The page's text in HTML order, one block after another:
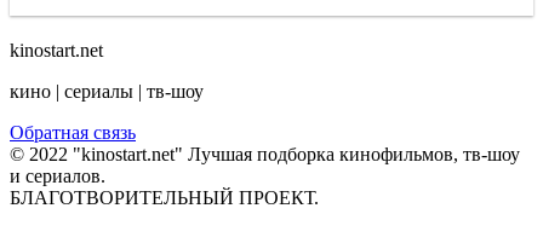
kinostart.net
кино | сериалы | тв-шоу
Обратная связь
© 2022 "kinostart.net" Лучшая подборка кинофильмов, тв-шоу
и сериалов.
БЛАГОТВОРИТЕЛЬНЫЙ ПРОЕКТ.